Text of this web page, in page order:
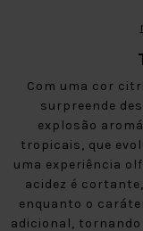
Pink
Brands
Blog
Com uma cor
surpreende
explosão
tropicais, que
uma experiência
acidez é
enquanto o
adicional,